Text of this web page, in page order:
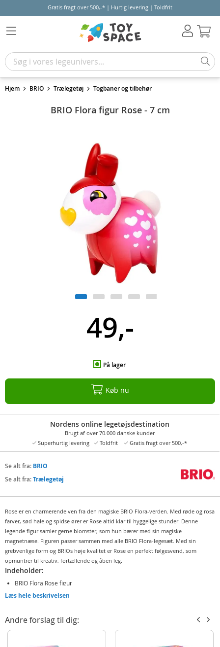
Gratis fragt over 500,-* | Hurtig levering | Toldfrit
Hjem BRIO Trælegetøj Togbaner og tilbehør
BRIO Flora figur Rose - 7 cm
49,-
På lager
Køb nu
Nordens online legetøjsdestination
Brugt af over 70.000 danske kunder
Superhurtig levering
Toldfrit Gratis fragt over 500,-*
Se alt fra: BRIO
Se alt fra:Trælegetøj
Rose er en charmerende ven fra den magiske BRIO Flora-verden. Med røde og rosa
farver, sød hale og spidse ører er Rose altid klar til hyggelige stunder. Denne
legende figur samler gerne blomster, som hun bærer med sin magiske
magnetnæse. Figuren passer sammen med alle BRIO Flora-legesæt. Med sin
grebvenlige form og BRIOs høje kvalitet er Rose en perfekt følgesvend, som
opmuntrer til kreativ, fortællende og åben leg.
Indeholder:
BRIO Flora Rose figur
Mål: 7 x 7,5 cm (HxB)
Læs hele beskrivelsen
Andre forslag til dig: